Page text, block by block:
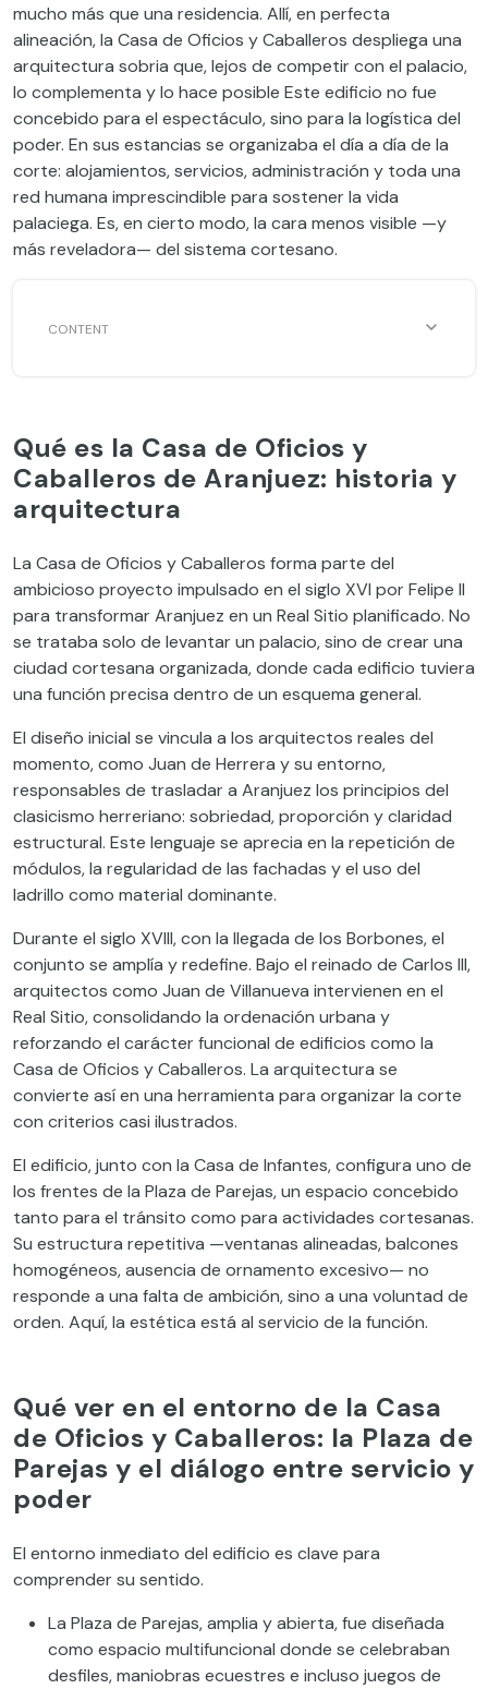
mucho más que una residencia. Allí, en perfecta
alineación, la Casa de Oficios y Caballeros despliega una
arquitectura sobria que, lejos de competir con el palacio,
lo complementa y lo hace posible Este edificio no fue
concebido para el espectáculo, sino para la logística del
poder. En sus estancias se organizaba el día a día de la
corte: alojamientos, servicios, administración y toda una
red humana imprescindible para sostener la vida
palaciega. Es, en cierto modo, la cara menos visible —y
más reveladora— del sistema cortesano.
Qué es la Casa de Oficios y
Caballeros de Aranjuez: historia y
arquitectura
La Casa de Oficios y Caballeros forma parte del
ambicioso proyecto impulsado en el siglo XVI por Felipe II
para transformar Aranjuez en un Real Sitio planificado. No
se trataba solo de levantar un palacio, sino de crear una
ciudad cortesana organizada, donde cada edificio tuviera
una función precisa dentro de un esquema general.
El diseño inicial se vincula a los arquitectos reales del
momento, como Juan de Herrera y su entorno,
responsables de trasladar a Aranjuez los principios del
clasicismo herreriano: sobriedad, proporción y claridad
estructural. Este lenguaje se aprecia en la repetición de
módulos, la regularidad de las fachadas y el uso del
ladrillo como material dominante.
Durante el siglo XVIII, con la llegada de los Borbones, el
conjunto se amplía y redefine. Bajo el reinado de Carlos III,
arquitectos como Juan de Villanueva intervienen en el
Real Sitio, consolidando la ordenación urbana y
reforzando el carácter funcional de edificios como la
Casa de Oficios y Caballeros. La arquitectura se
convierte así en una herramienta para organizar la corte
con criterios casi ilustrados.
El edificio, junto con la Casa de Infantes, configura uno de
los frentes de la Plaza de Parejas, un espacio concebido
tanto para el tránsito como para actividades cortesanas.
Su estructura repetitiva —ventanas alineadas, balcones
homogéneos, ausencia de ornamento excesivo— no
responde a una falta de ambición, sino a una voluntad de
orden. Aquí, la estética está al servicio de la función.
Qué ver en el entorno de la Casa
de Oficios y Caballeros: la Plaza de
Parejas y el diálogo entre servicio y
poder
El entorno inmediato del edificio es clave para
comprender su sentido.
La Plaza de Parejas, amplia y abierta, fue diseñada
como espacio multifuncional donde se celebraban
desfiles, maniobras ecuestres e incluso juegos de